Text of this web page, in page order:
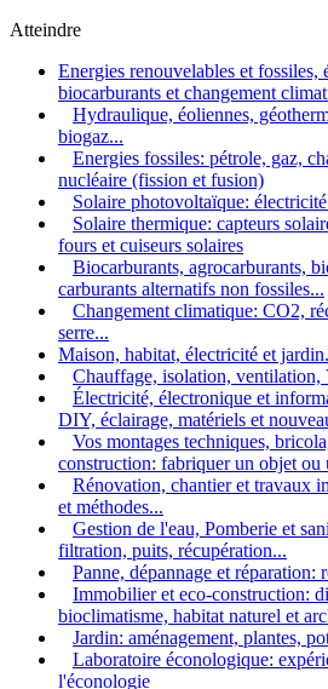
Atteindre
Energies renouvelables et fossiles,
biocarburants et changement
Hydraulique, éoliennes,
biogaz...
Energies fossiles: pétrole, gaz,
nucléaire (fission et fusion)
Solaire photovoltaïque:
Solaire thermique: capteurs
fours et cuiseurs solaires
Biocarburants, agrocarburants,
carburants alternatifs non fossiles...
Changement climatique: CO2,
serre...
Maison, habitat, électricité et
Chauffage, isolation,
Électricité, électronique et
DIY, éclairage, matériels et
Vos montages techniques,
construction: fabriquer un objet ou
Rénovation, chantier et travaux
et méthodes...
Gestion de l'eau, Pomberie et
filtration, puits, récupération...
Panne, dépannage et réparation:
Immobilier et eco-construction:
bioclimatisme, habitat naturel et
Jardin: aménagement, plantes,
Laboratoire éconologique:
l'éconologie